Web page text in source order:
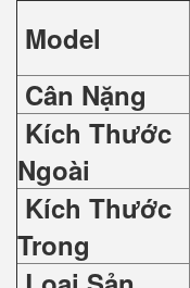
Model
Cân Nặng
Kích Thước
Ngoài
Kích Thước
Trong